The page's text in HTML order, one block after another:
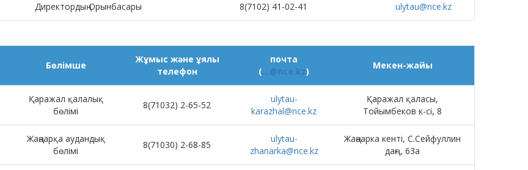
Директордың Орынбасары 8(7102) 41-02-41 ulytau@nce.kz
Бөлімше
Жұмыс және ұялы
телефон
почта
( ...@nce.kz)
Мекен-жайы
Қаражал қалалық
бөлімі
8(71032) 2-65-52
ulytau-
karazhal@nce.kz
Қаражал қаласы,
Тойымбеков к-сі, 8
Жаңаарқа аудандық
бөлімі
8(71030) 2-68-85
ulytau-
zhanarka@nce.kz
Жаңаарка кенті, С.Сейфуллин
даңғ., 63а